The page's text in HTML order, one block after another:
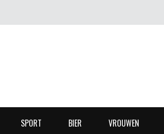
SPORT BIER VROUWEN